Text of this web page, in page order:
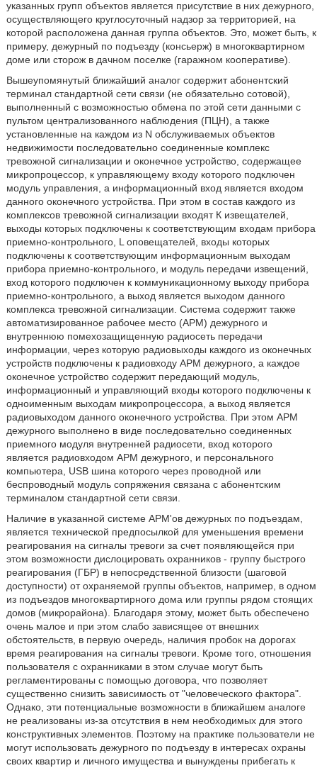
указанных групп объектов является присутствие в них дежурного,
осуществляющего круглосуточный надзор за территорией, на
которой расположена данная группа объектов. Это, может быть, к
примеру, дежурный по подъезду (консьерж) в многоквартирном
доме или сторож в дачном поселке (гаражном кооперативе).
Вышеупомянутый ближайший аналог содержит абонентский
терминал стандартной сети связи (не обязательно сотовой),
выполненный с возможностью обмена по этой сети данными с
пультом централизованного наблюдения (ПЦН), а также
установленные на каждом из N обслуживаемых объектов
недвижимости последовательно соединенные комплекс
тревожной сигнализации и оконечное устройство, содержащее
микропроцессор, к управляющему входу которого подключен
модуль управления, а информационный вход является входом
данного оконечного устройства. При этом в состав каждого из
комплексов тревожной сигнализации входят К извещателей,
выходы которых подключены к соответствующим входам прибора
приемно-контрольного, L оповещателей, входы которых
подключены к соответствующим информационным выходам
прибора приемно-контрольного, и модуль передачи извещений,
вход которого подключен к коммуникационному выходу прибора
приемно-контрольного, а выход является выходом данного
комплекса тревожной сигнализации. Система содержит также
автоматизированное рабочее место (АРМ) дежурного и
внутреннюю помехозащищенную радиосеть передачи
информации, через которую радиовыходы каждого из оконечных
устройств подключены к радиовходу АРМ дежурного, а каждое
оконечное устройство содержит передающий модуль,
информационный и управляющий входы которого подключены к
одноименным выходам микропроцессора, а выход является
радиовыходом данного оконечного устройства. При этом АРМ
дежурного выполнено в виде последовательно соединенных
приемного модуля внутренней радиосети, вход которого
является радиовходом АРМ дежурного, и персонального
компьютера, USB шина которого через проводной или
беспроводный модуль сопряжения связана с абонентским
терминалом стандартной сети связи.
Наличие в указанной системе АРМ'ов дежурных по подъездам,
является технической предпосылкой для уменьшения времени
реагирования на сигналы тревоги за счет появляющейся при
этом возможности дислоцировать охранников - группу быстрого
реагирования (ГБР) в непосредственной близости (шаговой
доступности) от охраняемой группы объектов, например, в одном
из подъездов многоквартирного дома или группы рядом стоящих
домов (микрорайона). Благодаря этому, может быть обеспечено
очень малое и при этом слабо зависящее от внешних
обстоятельств, в первую очередь, наличия пробок на дорогах
время реагирования на сигналы тревоги. Кроме того, отношения
пользователя с охранниками в этом случае могут быть
регламентированы с помощью договора, что позволяет
существенно снизить зависимость от "человеческого фактора".
Однако, эти потенциальные возможности в ближайшем аналоге
не реализованы из-за отсутствия в нем необходимых для этого
конструктивных элементов. Поэтому на практике пользователи не
могут использовать дежурного по подъезду в интересах охраны
своих квартир и личного имущества и вынуждены прибегать к